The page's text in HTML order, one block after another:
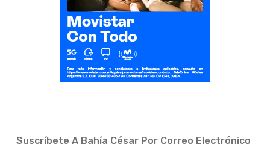
Suscríbete A Bahía César Por Correo Electrónico